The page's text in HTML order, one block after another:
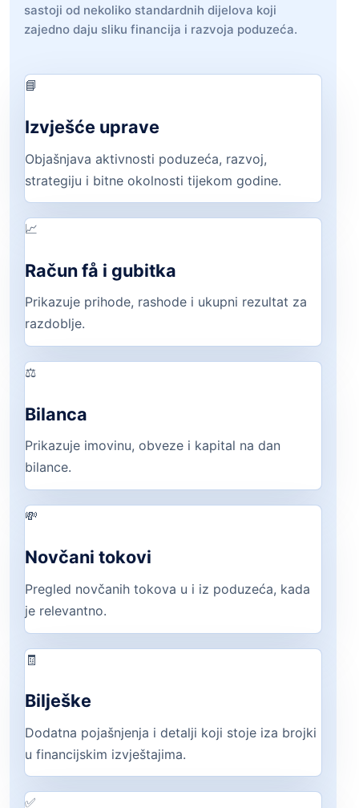
sastoji od nekoliko standardnih dijelova koji
zajedno daju sliku financija i razvoja poduzeća.
📘
Izvješće uprave
Objašnjava aktivnosti poduzeća, razvoj,
strategiju i bitne okolnosti tijekom godine.
📈
Račun få i gubitka
Prikazuje prihode, rashode i ukupni rezultat za
razdoblje.
⚖️
Bilanca
Prikazuje imovinu, obveze i kapital na dan
bilance.
💸
Novčani tokovi
Pregled novčanih tokova u i iz poduzeća, kada
je relevantno.
🧾
Bilješke
Dodatna pojašnjenja i detalji koji stoje iza brojki
u financijskim izvještajima.
✅